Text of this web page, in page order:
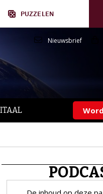
PUZZELEN
Nieuwsbrief